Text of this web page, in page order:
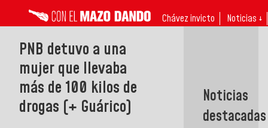
Chávez invicto Noticias ↓
PNB detuvo a una
mujer que llevaba
más de 100 kilos de
drogas (+ Guárico)
Noticias
destacadas